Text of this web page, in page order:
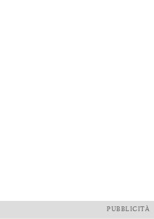
PUBBLICITÀ